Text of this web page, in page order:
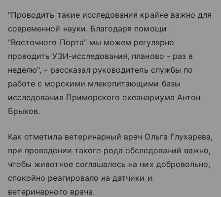
"Проводить такие исследования крайне важно для
современной науки. Благодаря помощи
"Восточного Порта" мы можем регулярно
проводить УЗИ-исследования, планово - раз в
неделю", - рассказал руководитель службы по
работе с морскими млекопитающими базы
исследования Приморского океанариума Антон
Брыков.
Как отметила ветеринарный врач Ольга Глухарева,
при проведении такого рода обследований важно,
чтобы животное соглашалось на них добровольно,
спокойно реагировало на датчики и
ветеринарного врача.